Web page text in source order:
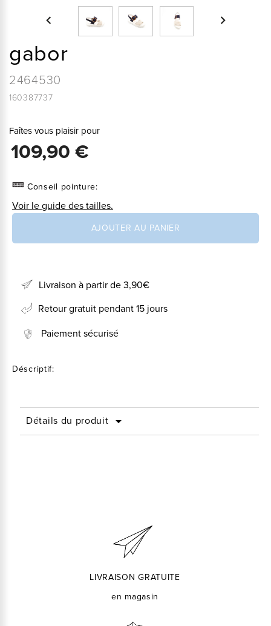
 
gabor
2464530
160387737
Faîtes vous plaisir pour
109,90 €
Conseil pointure:
Voir le guide des tailles.
AJOUTER AU PANIER
Livraison à partir de 3,90€
Retour gratuit pendant 15 jours
Paiement sécurisé
Déscriptif:
Détails du produit 
LIVRAISON GRATUITE
en magasin